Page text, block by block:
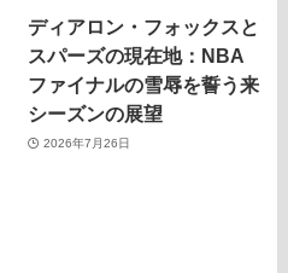
ディアロン・フォックスと
スパーズの現在地：NBA
ファイナルの雪辱を誓う来
シーズンの展望
2026年7月26日